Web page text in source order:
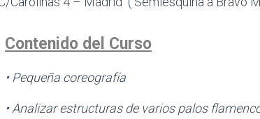
Contenido del Curso
• Pequeña coreografía
• Analizar estructuras de varios palos